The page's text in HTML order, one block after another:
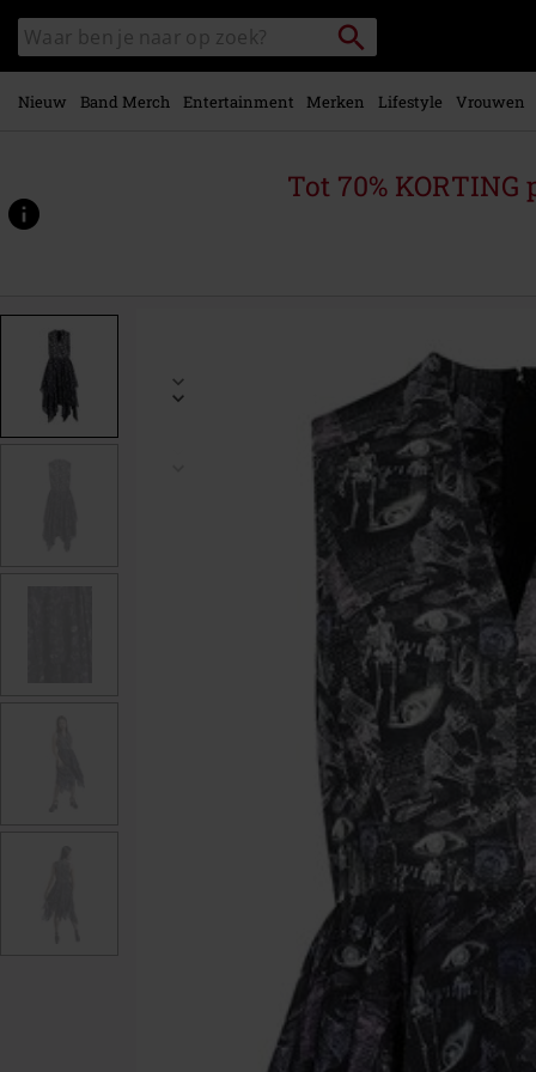
naar
hoofdinhoud
Zoek
in
catalogus
Packstation
zoeken
Nieuw Band Merch Entertainment Merken Lifestyle Vrouwen
Tot 70% KORTING
www.large.nl/p/skeleton-
562263.html